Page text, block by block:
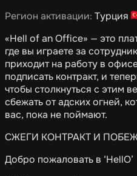
Регион активации: Турция
«Hell of an Office» — это
где вы играете за
приходит на работу в
подписать контракт, и
чтобы столкнуться с этим
сбежать от адских огней,
вас, пока не поймают.
СЖЕГИ КОНТРАКТ И
Добро пожаловать в ‘HellO’